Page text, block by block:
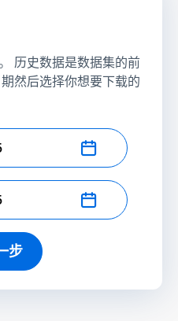
历史数据是数据集的前
然后选择你想要下载的
步